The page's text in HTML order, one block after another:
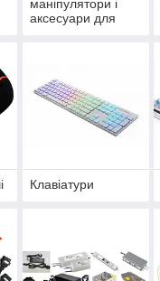
маніпулятори і
аксесуари для
Клавіатури